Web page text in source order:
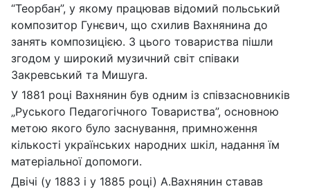
“Теорбан”, у якому працював відомий польський
композитор Гунєвич, що схилив Вахнянина до
занять композицією. З цього товариства пішли
згодом у широкий музичний світ співаки
Закревський та Мишуга.
У 1881 році Вахнянин був одним із співзасновників
„Руського Педагогічного Товариства”, основною
метою якого було заснування, примноження
кількості українських народних шкіл, надання їм
матеріальної допомоги.
Двічі (у 1883 і у 1885 році) А.Вахнянин ставав